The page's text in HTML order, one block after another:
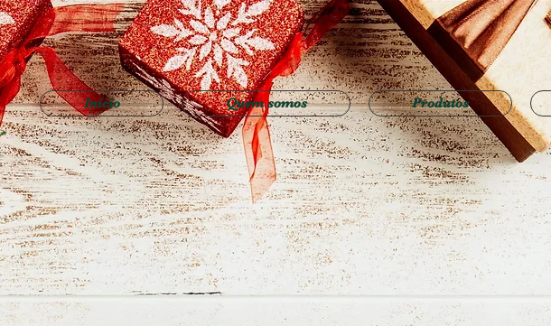
Início Quem somos Produtos